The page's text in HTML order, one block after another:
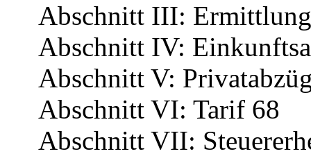
Abschnitt III:
Abschnitt IV:
Abschnitt V:
Abschnitt VI: Tarif 68
Abschnitt VII: